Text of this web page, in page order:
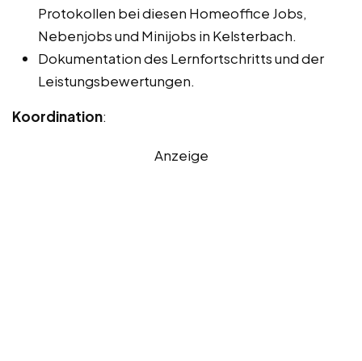
Protokollen bei diesen Homeoffice Jobs,
Nebenjobs und Minijobs in Kelsterbach.
Dokumentation des Lernfortschritts und der
Leistungsbewertungen.
Koordination:
Anzeige